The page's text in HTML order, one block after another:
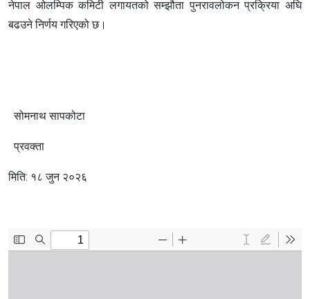
नेपाल ओलम्पिक कमिटी लगायतको सम्झौता पुनरावलोकन प्रक्रिया अघि
बढउने निर्णय गरिएको छ।
सोमनाथ सापकोटा
प्रवक्ता
मिति: १८ जुन २०२६